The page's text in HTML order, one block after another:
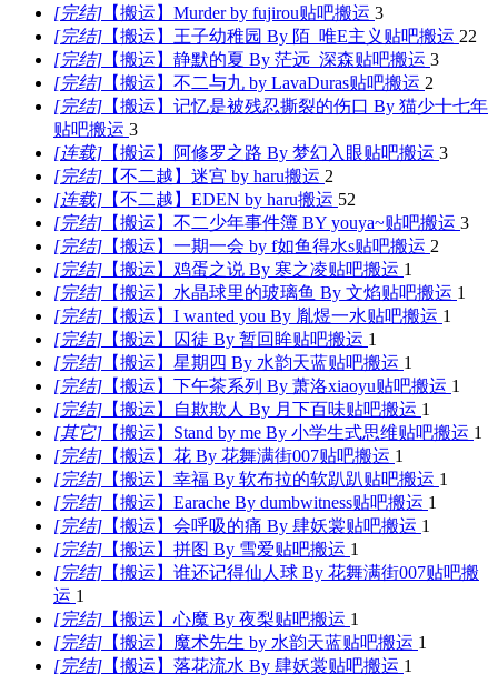
[完结] 【搬运】Murder by fujirou贴吧搬运 3
[完结] 【搬运】王子幼稚园 By 陌_唯E主义 贴吧搬运 22
[完结] 【搬运】静默的夏 By 茫远_深森贴吧搬运 3
[完结] 【搬运】不二与九 by LavaDuras贴吧搬运 2
[完结] 【搬运】记忆是被残忍撕裂的伤口 By 猫少十七年
贴吧搬运 3
[连载] 【搬运】阿修罗之路 By 梦幻入眼贴吧搬运 3
[完结] 【不二越】迷宫 by haru搬运 2
[连载] 【不二越】EDEN by haru搬运 52
[完结] 【搬运】不二少年事件簿 BY youya~贴吧搬运 3
[完结] 【搬运】一期一会 by f如鱼得水s贴吧搬运 2
[完结] 【搬运】鸡蛋之说 By 寒之凌贴吧搬运 1
[完结] 【搬运】水晶球里的玻璃鱼 By 文焰贴吧搬运 1
[完结] 【搬运】I wanted you By 胤煜一水贴吧搬运 1
[完结] 【搬运】囚徒 By 暂回眸贴吧搬运 1
[完结] 【搬运】星期四 By 水韵天蓝贴吧搬运 1
[完结] 【搬运】下午茶系列 By 萧洛xiaoyu贴吧搬运 1
[完结] 【搬运】自欺欺人 By 月下百味贴吧搬运 1
[其它] 【搬运】Stand by me By 小学生式思维贴吧搬运 1
[完结] 【搬运】花 By 花舞满街007贴吧搬运 1
[完结] 【搬运】幸福 By 软布拉的软趴趴贴吧搬运 1
[完结] 【搬运】Earache By dumbwitness贴吧搬运 1
[完结] 【搬运】会呼吸的痛 By 肆妖裳贴吧搬运 1
[完结] 【搬运】拼图 By 雪爱贴吧搬运 1
[完结] 【搬运】谁还记得仙人球 By 花舞满街007贴吧搬
运 1
[完结] 【搬运】心魔 By 夜梨贴吧搬运 1
[完结] 【搬运】魔术先生 by 水韵天蓝贴吧搬运 1
[完结] 【搬运】落花流水 By 肆妖裳贴吧搬运 1